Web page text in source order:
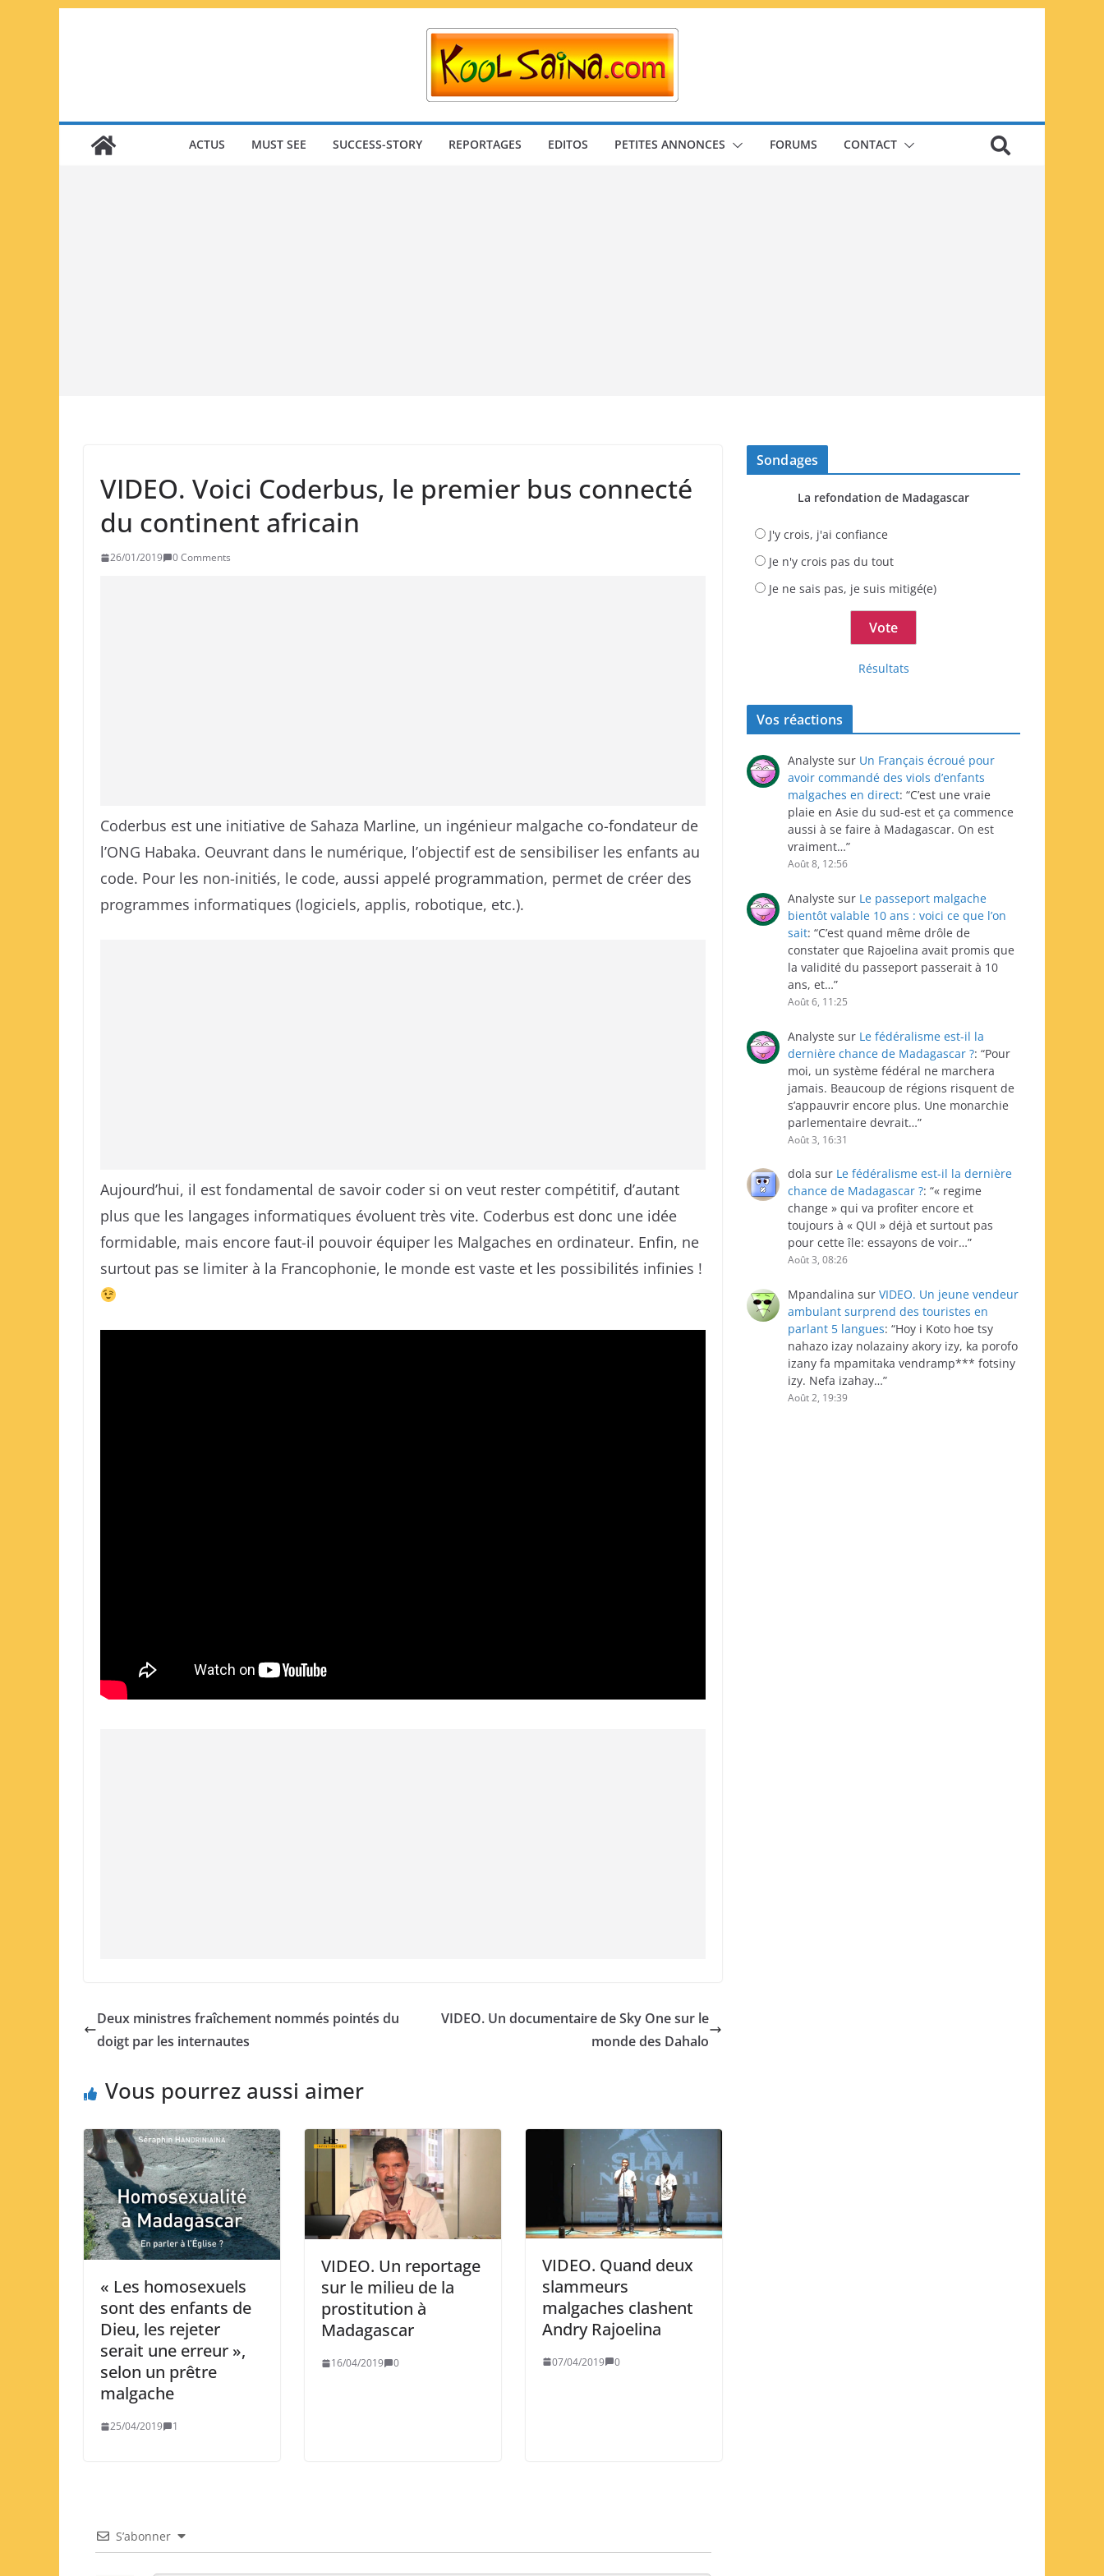
ACTUS MUST SEE SUCCESS-STORY REPORTAGES EDITOS PETITES ANNONCES FORUMS CONTACT
VIDEO. Voici Coderbus, le premier bus connecté
du continent africain
26/01/2019 0 Comments
Coderbus est une initiative de Sahaza Marline, un ingénieur malgache co-fondateur de
l’ONG Habaka. Oeuvrant dans le numérique, l’objectif est de sensibiliser les enfants au
code. Pour les non-initiés, le code, aussi appelé programmation, permet de créer des
programmes informatiques (logiciels, applis, robotique, etc.).
Aujourd’hui, il est fondamental de savoir coder si on veut rester compétitif, d’autant
plus que les langages informatiques évoluent très vite. Coderbus est donc une idée
formidable, mais encore faut-il pouvoir équiper les Malgaches en ordinateur. Enfin, ne
surtout pas se limiter à la Francophonie, le monde est vaste et les possibilités infinies !
Deux ministres fraîchement nommés pointés du
doigt par les internautes
VIDEO. Un documentaire de Sky One sur le
monde des Dahalo
Vous pourrez aussi aimer
« Les homosexuels
sont des enfants de
Dieu, les rejeter
serait une erreur »,
selon un prêtre
malgache
25/04/2019 1
VIDEO. Un reportage
sur le milieu de la
prostitution à
Madagascar
16/04/2019 0
VIDEO. Quand deux
slammeurs
malgaches clashent
Andry Rajoelina
07/04/2019 0
S’abonner
Sondages
La refondation de Madagascar
J'y crois, j'ai confiance
Je n'y crois pas du tout
Je ne sais pas, je suis mitigé(e)
Résultats
Vos réactions
Analyste sur Un Français écroué pour
avoir commandé des viols d’enfants
malgaches en direct: “C’est une vraie
plaie en Asie du sud-est et ça commence
aussi à se faire à Madagascar. On est
vraiment…”
Août 8, 12:56
Analyste sur Le passeport malgache
bientôt valable 10 ans : voici ce que l’on
sait: “C’est quand même drôle de
constater que Rajoelina avait promis que
la validité du passeport passerait à 10
ans, et…”
Août 6, 11:25
Analyste sur Le fédéralisme est-il la
dernière chance de Madagascar ?: “Pour
moi, un système fédéral ne marchera
jamais. Beaucoup de régions risquent de
s’appauvrir encore plus. Une monarchie
parlementaire devrait…”
Août 3, 16:31
dola sur Le fédéralisme est-il la dernière
chance de Madagascar ?: “« regime
change » qui va profiter encore et
toujours à « QUI » déjà et surtout pas
pour cette île: essayons de voir…”
Août 3, 08:26
Mpandalina sur VIDEO. Un jeune vendeur
ambulant surprend des touristes en
parlant 5 langues: “Hoy i Koto hoe tsy
nahazo izay nolazainy akory izy, ka porofo
izany fa mpamitaka vendramp*** fotsiny
izy. Nefa izahay…”
Août 2, 19:39